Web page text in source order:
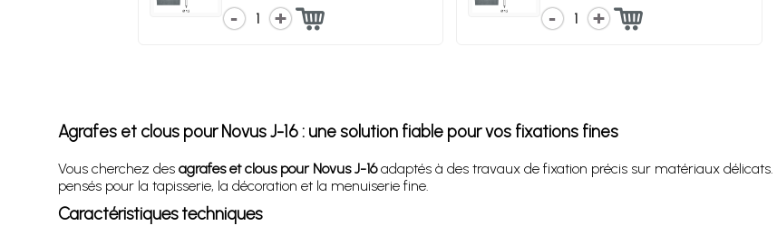
1
1
Agrafes et clous pour Novus J-16 : une solution fiable pour vos fixations fines
Vous cherchez des agrafes et clous pour Novus J-16adaptés à des travaux de fixation précis sur matériaux
pensés pour la tapisserie, la décoration et la menuiserie fine.
Caractéristiques techniques